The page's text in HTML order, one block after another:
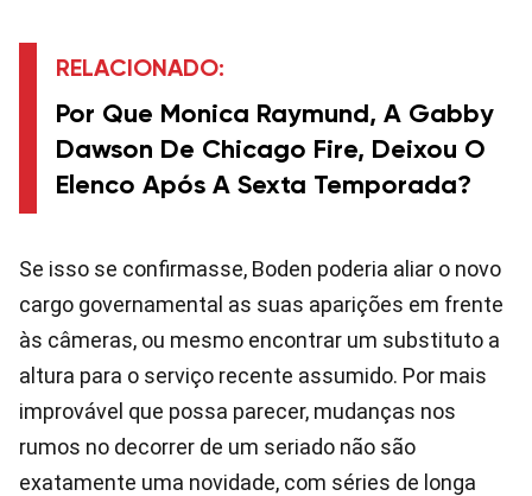
RELACIONADO:
Por Que Monica Raymund, A Gabby
Dawson De Chicago Fire, Deixou O
Elenco Após A Sexta Temporada?
Se isso se confirmasse, Boden poderia aliar o novo
cargo governamental as suas aparições em frente
às câmeras, ou mesmo encontrar um substituto a
altura para o serviço recente assumido. Por mais
improvável que possa parecer, mudanças nos
rumos no decorrer de um seriado não são
exatamente uma novidade, com séries de longa